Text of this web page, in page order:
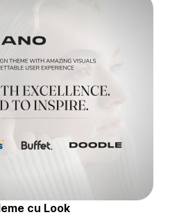
cu Look